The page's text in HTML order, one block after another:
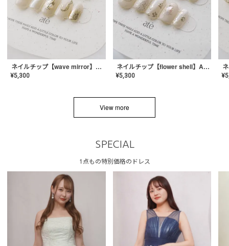
ネイルチップ【wave mirror】AE-CONA-04
¥5,300
ネイルチップ【flower shell】AE-CONA-03
¥5,300 ¥
View more
SPECIAL
1点もの特別価格のドレス